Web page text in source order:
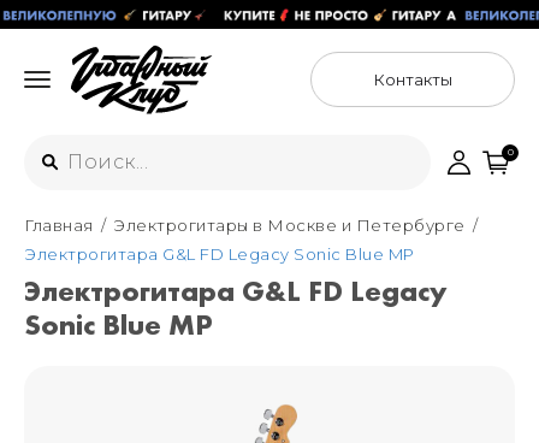
Контакты
Интернет-магазин
+7 (925) 125-54-44
Москва
+7 (925) 176-55-65
ул. Гороховая 49Б, "SENO"
0
Главная
Электрогитары в Москве и Петербурге
Электрогитара G&L FD Legacy Sonic Blue MP
Электрогитара G&L FD Legacy
Sonic Blue MP